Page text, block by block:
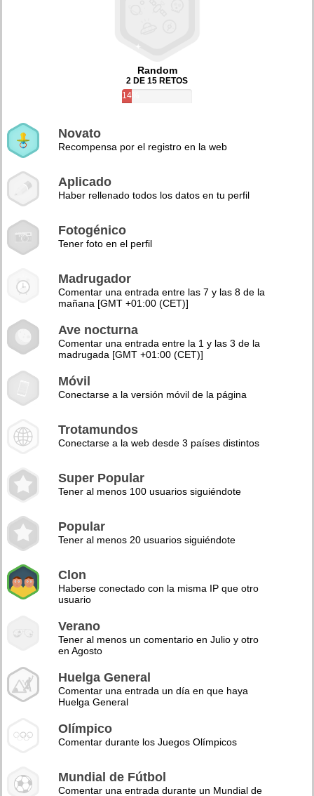
Random
2 DE 15 RETOS
14%
Novato
Recompensa por el registro en la web
Aplicado
Haber rellenado todos los datos en tu perfil
Fotogénico
Tener foto en el perfil
Madrugador
Comentar una entrada entre las 7 y las 8 de la
mañana [GMT +01:00 (CET)]
Ave nocturna
Comentar una entrada entre la 1 y las 3 de la
madrugada [GMT +01:00 (CET)]
Móvil
Conectarse a la versión móvil de la página
Trotamundos
Conectarse a la web desde 3 países distintos
Super Popular
Tener al menos 100 usuarios siguiéndote
Popular
Tener al menos 20 usuarios siguiéndote
Clon
Haberse conectado con la misma IP que otro
usuario
Verano
Tener al menos un comentario en Julio y otro
en Agosto
Huelga General
Comentar una entrada un día en que haya
Huelga General
Olímpico
Comentar durante los Juegos Olímpicos
Mundial de Fútbol
Comentar una entrada durante un Mundial de